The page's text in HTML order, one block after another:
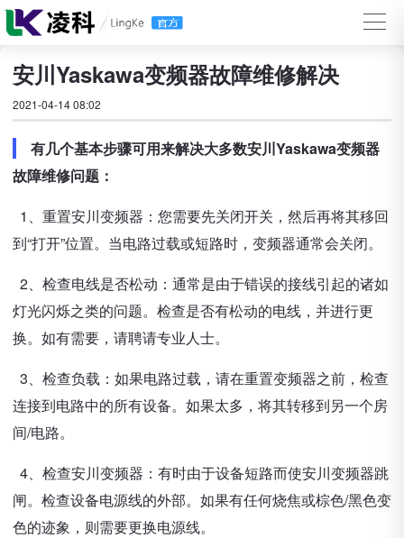
安川Yaskawa变频器故障维修解决
2021-04-14 08:02
有几个基本步骤可用来解决大多数安川Yaskawa变频器
故障维修问题：
1、重置安川变频器：您需要先关闭开关，然后再将其移回
到“打开”位置。当电路过载或短路时，变频器通常会关闭。
2、检查电线是否松动：通常是由于错误的接线引起的诸如
灯光闪烁之类的问题。检查是否有松动的电线，并进行更
换。如有需要，请聘请专业人士。
3、检查负载：如果电路过载，请在重置变频器之前，检查
连接到电路中的所有设备。如果太多，将其转移到另一个房
间/电路。
4、检查安川变频器：有时由于设备短路而使安川变频器跳
闸。检查设备电源线的外部。如果有任何烧焦或棕色/黑色变
色的迹象，则需要更换电源线。